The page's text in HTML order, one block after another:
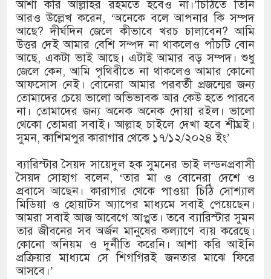
আশা করি আল্লাহর রহমতে হবেও না।’চিঠিতে তিনি
আরও উল্লেখ করেন, ‘অনেকে বলে আপনার কি সম্পদ
আছে? দীর্ঘদিন জেলে কীভাবে খরচ চালাবেন? আমি
উত্তর দেই আমার বেশি সম্পদ না থাকলেও পাঁচটি বোন
আছে, একটা ভাই আছে। এটাই আমার বড় সম্পদ। শুধু
জেলে কেন, আমি পৃথিবীতে না থাকলেও আমার কোনো
আফসোস নেই। বোনেরা আমার পরবর্তী প্রজন্মের জন্য
তোমাদের চেয়ে ভালো অভিভাবক আর কেউ হতে পারবে
না। তোমাদের জন্য অনেক অনেক দোয়া রইল। ভালো
থেকো তোমরা সবাই। আল্লাহ চাইলে দেখা হবে শীঘ্রই।
সুমন, কাশিমপুর কারাগার থেকে ১৭/১২/২০২৪ ইং’
ব্যারিস্টার সৈয়দ সায়েদুল হক সুমনের ভাই লন্ডনপ্রবাসী
সৈয়দ সোহাগ বলেন, ‘তার মা ও বোনেরা দেশে ও
প্রবাসে আছেন। কারাগার থেকে পাওয়া চিঠি সোশ্যাল
মিডিয়া ও হোয়াটস অ্যাপের মাধ্যমে সবাই পেয়েছেন।
আমরা সবাই আজ আবেগে আপ্লুত। তবে ব্যারিস্টার সুমন
তার জীবনের সব অর্জন মানুষের কল্যাণে ব্যয় করেছে।
কোনো অনিয়ম ও দুর্নীতি করেনি। আশা করি আইনি
প্রক্রিয়ার মাধ্যমে সে শিগগিরই জনতার মাঝে ফিরে
আসবে।’